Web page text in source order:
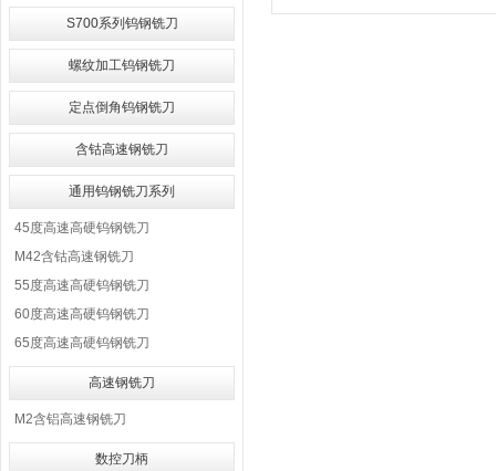
S700系列钨钢铣刀
螺纹加工钨钢铣刀
定点倒角钨钢铣刀
含钴高速钢铣刀
通用钨钢铣刀系列
45度高速高硬钨钢铣刀
M42含钴高速钢铣刀
55度高速高硬钨钢铣刀
60度高速高硬钨钢铣刀
65度高速高硬钨钢铣刀
高速钢铣刀
M2含铝高速钢铣刀
数控刀柄